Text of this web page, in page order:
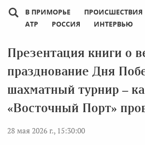
В ПРИМОРЬЕ ПРОИСШЕСТВИЯ
АТР
РОССИЯ ИНТЕРВЬЮ
Презентация книги о
празднование Дня
шахматный турнир –
«Восточный Порт»
28 мая 2026 г., 15:30:00